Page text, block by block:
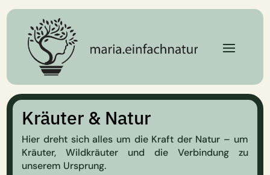
Kräuter & Natur
Hier dreht sich alles um die Kraft der Natur – um
Kräuter, Wildkräuter und die Verbindung zu
unserem Ursprung.